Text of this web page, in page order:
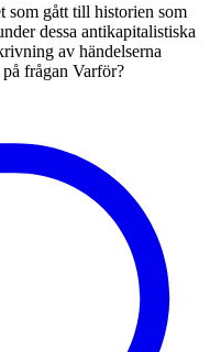
som gått till historien som
dessa antikapitalistiska
av händelserna
frågan Varför?